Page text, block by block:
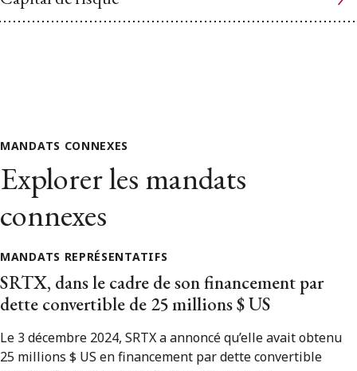
MANDATS CONNEXES
Explorer les mandats
connexes
MANDATS REPRÉSENTATIFS
SRTX, dans le cadre de son financement par
dette convertible de 25 millions $ US
Le 3 décembre 2024, SRTX a annoncé qu’elle avait obtenu
25 millions $ US en financement par dette convertible